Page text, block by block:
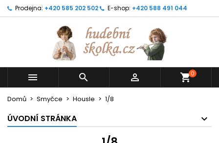
Prodejna: +420 585 202 502 E-shop: +420 588 491 044
   shopping_cart0
Domů Smyčce Housle 1/8
ÚVODNÍ STRÁNKA